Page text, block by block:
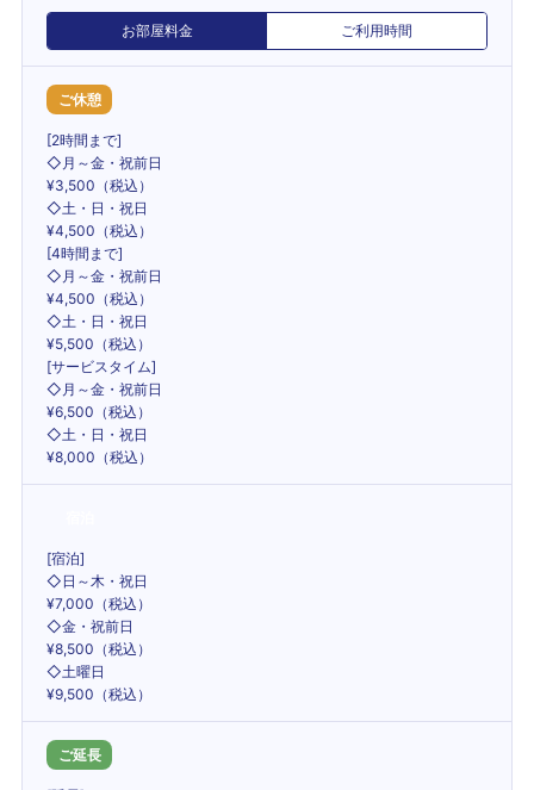
お部屋料金 ご利用時間
ご休憩
[2時間まで]
◇月～金・祝前日
¥3,500（税込）
◇土・日・祝日
¥4,500（税込）
[4時間まで]
◇月～金・祝前日
¥4,500（税込）
◇土・日・祝日
¥5,500（税込）
[サービスタイム]
◇月～金・祝前日
¥6,500（税込）
◇土・日・祝日
¥8,000（税込）
[宿泊]
◇日～木・祝日
¥7,000（税込）
◇金・祝前日
¥8,500（税込）
◇土曜日
¥9,500（税込）
ご延長